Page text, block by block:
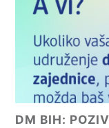
DM BIH: